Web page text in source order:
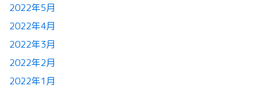
2022年5月
2022年4月
2022年3月
2022年2月
2022年1月